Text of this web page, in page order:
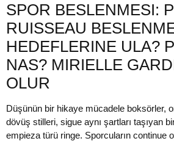
SPOR BESLENMESI:
RUISSEAU
HEDEFLERINE ULA?
NAS? MIRIELLE
OLUR
Düşünün bir hikaye mücadele boksörler,
dövüş stilleri, sigue aynı şartları taşıyan
empieza türü ringe. Sporcuların continue